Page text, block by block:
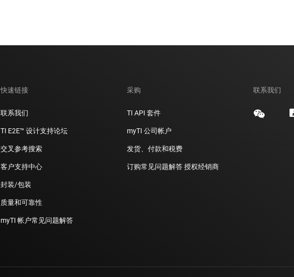
快速链接
联系我们
TI E2E™ 设计支持论坛
交叉参考搜索
客户支持中心
封装/包装
质量和可靠性
myTI 帐户常见问题解答
采购
TI API 套件
myTI 公司帐户
发货、付款和税费
订购常见问题解答授权经销商
联系我们